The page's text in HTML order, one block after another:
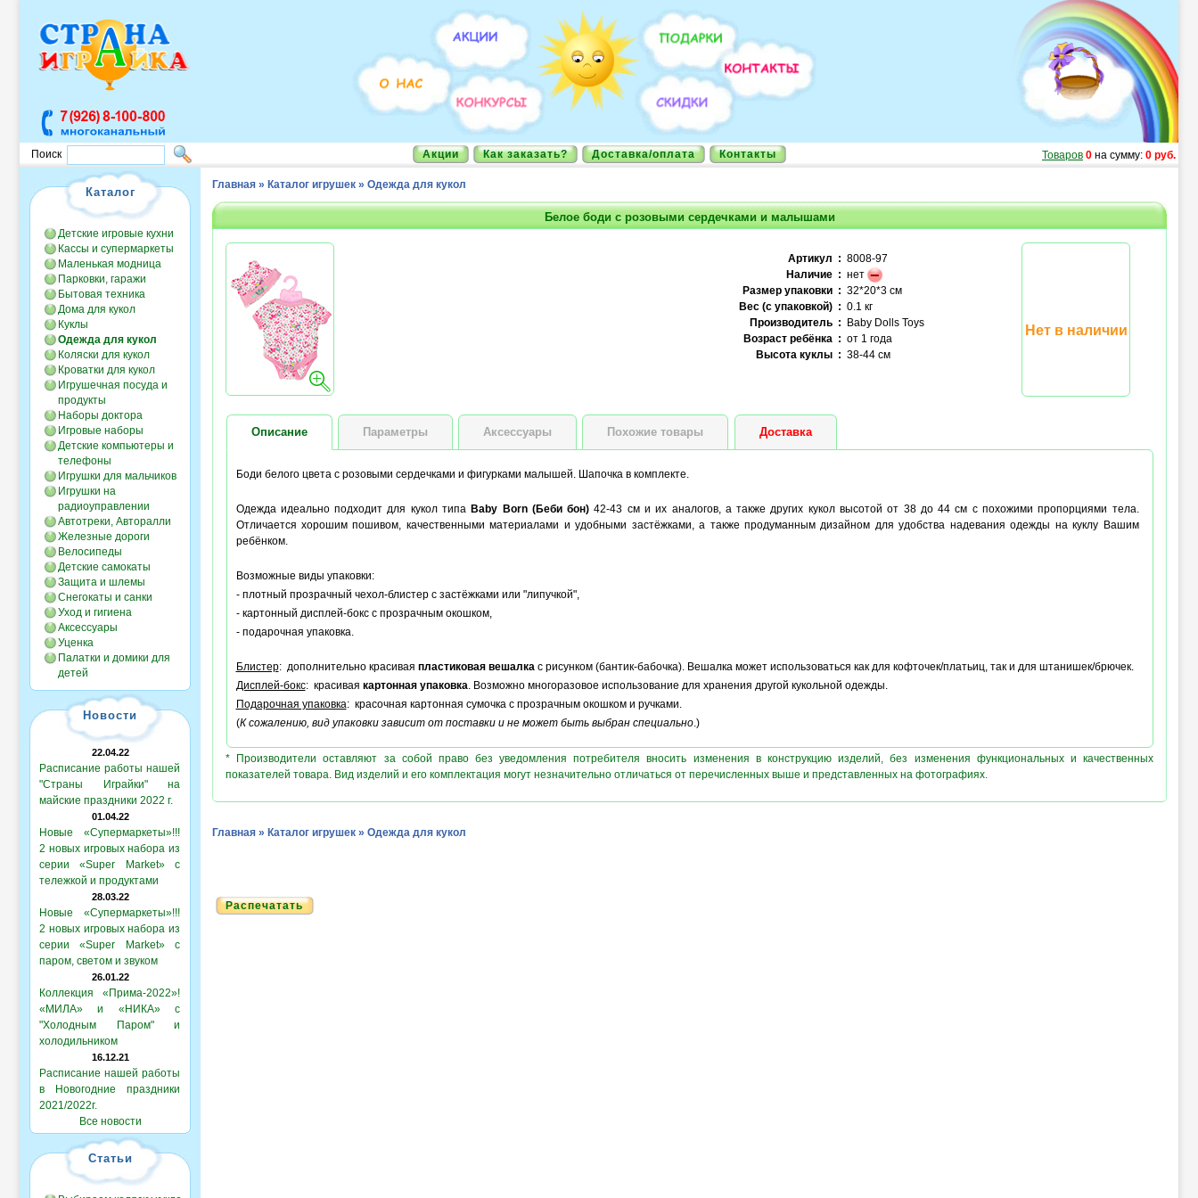
Поиск Акции Как заказать? Доставка/оплата Контакты Товаров 0 на сумму: 0 руб.
Каталог
Детские игровые кухни
Кассы и супермаркеты
Маленькая модница
Парковки, гаражи
Бытовая техника
Дома для кукол
Куклы
Одежда для кукол
Коляски для кукол
Кроватки для кукол
Игрушечная посуда и
продукты
Наборы доктора
Игровые наборы
Детские компьютеры и
телефоны
Игрушки для мальчиков
Игрушки на
радиоуправлении
Автотреки, Авторалли
Железные дороги
Велосипеды
Детские самокаты
Защита и шлемы
Снегокаты и санки
Уход и гигиена
Аксессуары
Уценка
Палатки и домики для
детей
Новости
22.04.22
Расписание работы нашей
"Страны Играйки" на
майские праздники 2022 г.
01.04.22
Новые «Супермаркеты»!!!
2 новых игровых набора из
серии «Super Market» с
тележкой и продуктами
28.03.22
Новые «Супермаркеты»!!!
2 новых игровых набора из
серии «Super Market» с
паром, светом и звуком
26.01.22
Коллекция «Прима-2022»!
«МИЛА» и «НИКА» с
"Холодным Паром" и
холодильником
16.12.21
Расписание нашей работы
в Новогодние праздники
2021/2022г.
Все новости
Статьи
Главная » Каталог игрушек » Одежда для кукол
Белое боди с розовыми сердечками и малышами
Артикул : 8008-97
Наличие : нет
Размер упаковки : 32*20*3 см
Вес (с упаковкой) : 0.1 кг
Производитель : Baby Dolls Toys
Возраст ребёнка : от 1 года
Высота куклы : 38-44 см
Нет в наличии
Описание Параметры Аксессуары Похожие товары Доставка
Боди белого цвета с розовыми сердечками и фигурками малышей. Шапочка в комплекте.
Одежда идеально подходит для кукол типа Baby Born (Беби бон) 42-43 см и их аналогов, а также других кукол высотой от 38 до 44 см с похожими пропорциями тела.
Отличается хорошим пошивом, качественными материалами и удобными застёжками, а также продуманным дизайном для удобства надевания одежды на куклу Вашим
ребёнком.
Возможные виды упаковки:
- плотный прозрачный чехол-блистер с застёжками или "липучкой",
- картонный дисплей-бокс с прозрачным окошком,
- подарочная упаковка.
Блистер: дополнительно красивая пластиковая вешалкас рисунком (бантик-бабочка). Вешалка может использоваться как для кофточек/платьиц, так и для штанишек/брючек.
Дисплей-бокс: красивая картонная упаковка. Возможно многоразовое использование для хранения другой кукольной одежды.
Подарочная упаковка: красочная картонная сумочка с прозрачным окошком и ручками.
(К сожалению, вид упаковки зависит от поставки и не может быть выбран специально.)
* Производители оставляют за собой право без уведомления потребителя вносить изменения в конструкцию изделий, без изменения функциональных и качественных
показателей товара. Вид изделий и его комплектация могут незначительно отличаться от перечисленных выше и представленных на фотографиях.
Главная » Каталог игрушек » Одежда для кукол
Распечатать